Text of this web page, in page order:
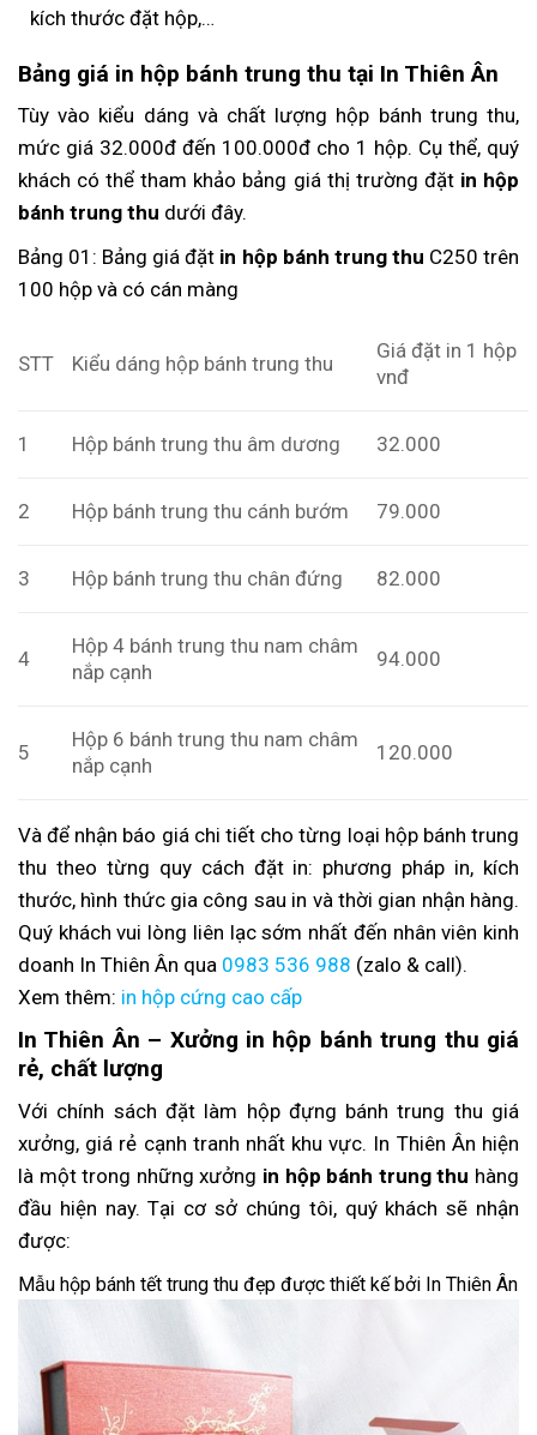
kích thước đặt hộp,…
Bảng giá in hộp bánh trung thu tại In Thiên Ân
Tùy vào kiểu dáng và chất lượng hộp bánh trung thu,
mức giá 32.000đ đến 100.000đ cho 1 hộp. Cụ thể, quý
khách có thể tham khảo bảng giá thị trường đặt in hộp
bánh trung thu dưới đây.
Bảng 01: Bảng giá đặt in hộp bánh trung thu C250 trên
100 hộp và có cán màng
STT Kiểu dáng hộp bánh trung thu
Giá đặt in 1 hộp
vnđ
1 Hộp bánh trung thu âm dương 32.000
2 Hộp bánh trung thu cánh bướm 79.000
3 Hộp bánh trung thu chân đứng 82.000
4
Hộp 4 bánh trung thu nam châm
nắp cạnh
94.000
5
Hộp 6 bánh trung thu nam châm
nắp cạnh
120.000
Và để nhận báo giá chi tiết cho từng loại hộp bánh trung
thu theo từng quy cách đặt in: phương pháp in, kích
thước, hình thức gia công sau in và thời gian nhận hàng.
Quý khách vui lòng liên lạc sớm nhất đến nhân viên kinh
doanh In Thiên Ân qua 0983 536 988 (zalo & call).
Xem thêm: in hộp cứng cao cấp
In Thiên Ân – Xưởng in hộp bánh trung thu giá
rẻ, chất lượng
Với chính sách đặt làm hộp đựng bánh trung thu giá
xưởng, giá rẻ cạnh tranh nhất khu vực. In Thiên Ân hiện
là một trong những xưởng in hộp bánh trung thu hàng
đầu hiện nay. Tại cơ sở chúng tôi, quý khách sẽ nhận
được:
Mẫu hộp bánh tết trung thu đẹp được thiết kế bởi In Thiên Ân